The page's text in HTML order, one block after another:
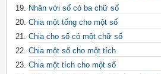
Nhân với số có ba chữ số
Chia một tổng cho một số
Chia cho số có một chữ số
Chia một số cho một tích
Chia một tích cho một số